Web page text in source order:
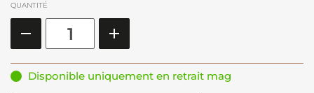
QUANTITÉ
Disponible uniquement en retrait mag